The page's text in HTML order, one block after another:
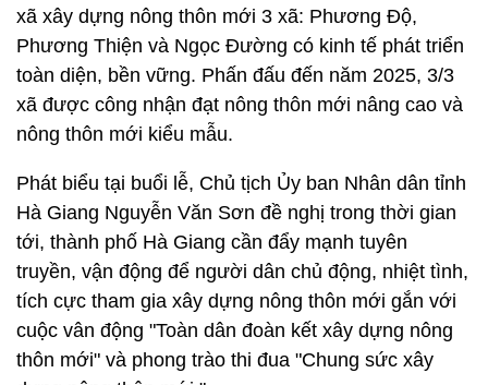
xã xây dựng nông thôn mới 3 xã: Phương Độ,
Phương Thiện và Ngọc Đường có kinh tế phát triển
toàn diện, bền vững. Phấn đấu đến năm 2025, 3/3
xã được công nhận đạt nông thôn mới nâng cao và
nông thôn mới kiểu mẫu.
Phát biểu tại buổi lễ, Chủ tịch Ủy ban Nhân dân tỉnh
Hà Giang Nguyễn Văn Sơn đề nghị trong thời gian
tới, thành phố Hà Giang cần đẩy mạnh tuyên
truyền, vận động để người dân chủ động, nhiệt tình,
tích cực tham gia xây dựng nông thôn mới gắn với
cuộc vân động "Toàn dân đoàn kết xây dựng nông
thôn mới" và phong trào thi đua "Chung sức xây